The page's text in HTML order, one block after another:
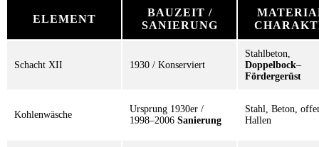
ELEMENT
BAUZEIT /
SANIERUNG
Schacht XII 1930 / Konserviert
Stahlbeton,
Doppelbock–
Fördergerüst
Kohlenwäsche
Ursprung 1930er /
1998–2006 Sanierung
Stahl, Beton,
Hallen